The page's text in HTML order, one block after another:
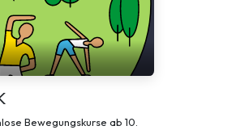
Bewegungskurse ab 10.